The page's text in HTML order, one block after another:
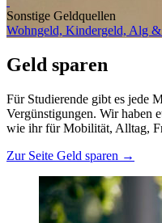
Sonstige Geldquellen
Wohngeld, Kindergeld, Alg
Geld sparen
Für Studierende gibt es jede
Vergünstigungen. Wir haben
wie ihr für Mobilität, Alltag,
Zur Seite Geld sparen →